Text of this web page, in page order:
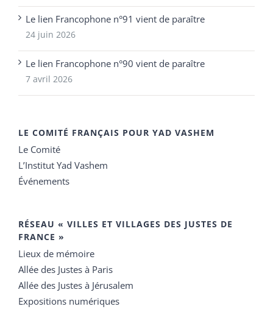
Le lien Francophone n°91 vient de paraître
24 juin 2026
Le lien Francophone n°90 vient de paraître
7 avril 2026
LE COMITÉ FRANÇAIS POUR YAD VASHEM
Le Comité
L’Institut Yad Vashem
Événements
RÉSEAU « VILLES ET VILLAGES DES JUSTES DE
FRANCE »
Lieux de mémoire
Allée des Justes à Paris
Allée des Justes à Jérusalem
Expositions numériques